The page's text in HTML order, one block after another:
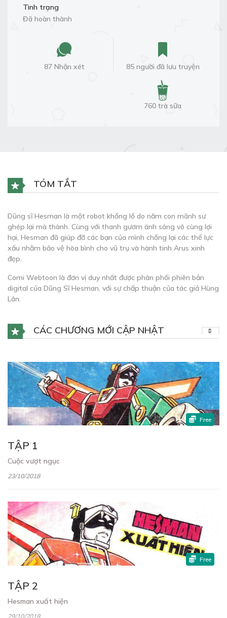
Tình trạng
Đã hoàn thành
87 Nhận xét 85 người đã lưu truyện
760 trà sữa
TÓM TẮT
Dũng sĩ Hesman là một robot khổng lồ do năm con mãnh sư
ghép lại mà thành. Cùng với thanh gươm ánh sáng vô cùng lợi
hại, Hesman đã giúp đỡ các bạn của mình chống lại các thế lực
xấu nhằm bảo vệ hòa bình cho vũ trụ và hành tinh Arus xinh
đẹp.
Comi Webtoon là đơn vị duy nhất được phân phối phiên bản
digital của Dũng Sĩ Hesman, với sự chấp thuận của tác giả Hùng
Lân.
CÁC CHƯƠNG MỚI CẬP NHẬT
TẬP 1
Cuộc vượt ngục
23/10/2018
Free
TẬP 2
Hesman xuất hiện
29/10/2018
Free